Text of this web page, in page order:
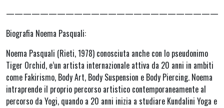
—————————————————————————
Biografia Noema Pasquali:
Noema Pasquali (Rieti, 1978) conosciuta anche con lo pseudonimo
Tiger Orchid, e’un artista internazionale attiva da 20 anni in ambiti
come Fakirismo, Body Art, Body Suspension e Body Piercing. Noema
intraprende il proprio percorso artistico contemporaneamente al
percorso da Yogi, quando a 20 anni inizia a studiare Kundalini Yoga e